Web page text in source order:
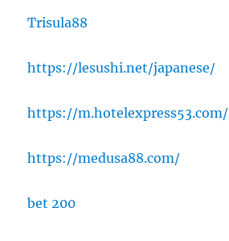
Trisula88
https://lesushi.net/japanese/
https://m.hotelexpress53.com/
https://medusa88.com/
bet 200